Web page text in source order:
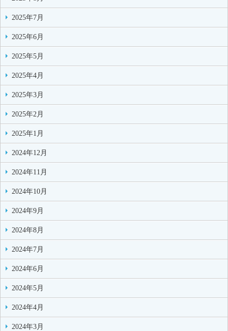
2025年7月
2025年6月
2025年5月
2025年4月
2025年3月
2025年2月
2025年1月
2024年12月
2024年11月
2024年10月
2024年9月
2024年8月
2024年7月
2024年6月
2024年5月
2024年4月
2024年3月